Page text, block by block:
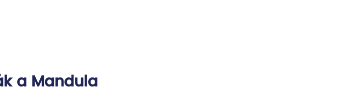
a Mandula